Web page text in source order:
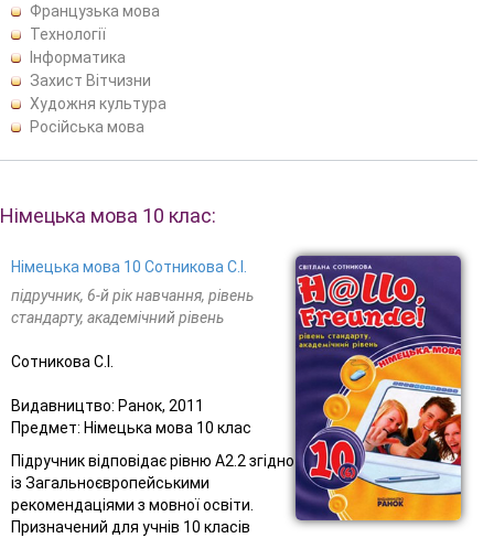
Французька мова
Технології
Інформатика
Захист Вітчизни
Художня культура
Російська мова
Німецька мова 10 клас:
Німецька мова 10 Сотникова С.І.
підручник, 6-й рік навчання, рівень
стандарту, академічний рівень
Сотникова С.І.
Видавництво: Ранок, 2011
Предмет: Німецька мова 10 клас
Підручник відповідає рівню А2.2 згідно
із Загальноєвропейськими
рекомендаціями з мовної освіти.
Призначений для учнів 10 класів